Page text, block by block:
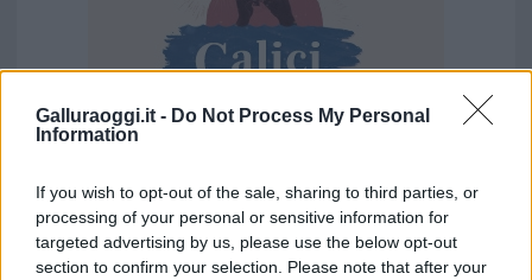
Galluraoggi.it - Do Not Process My Personal
Information
If you wish to opt-out of the sale, sharing to third parties, or
processing of your personal or sensitive information for
targeted advertising by us, please use the below opt-out
section to confirm your selection. Please note that after your
Vuoi rimuovere le pubblicità nazionali?